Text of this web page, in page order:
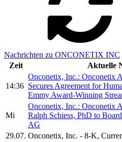
Nachrichten zu ONCONETIX INC
Zeit
Aktuelle
14:36
Onconetix, Inc.: Onconetix
Secures Agreement for
Emmy Award-Winning
Mi
Onconetix, Inc.: Onconetix
Ralph Schiess, PhD to
AG
29.07. Onconetix, Inc. - 8-K,